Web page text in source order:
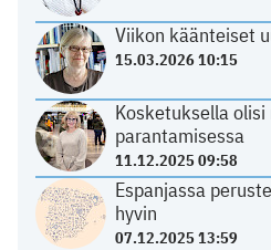
Viikon käänteiset
15.03.2026 10:15
Kosketuksella
parantamisessa
11.12.2025 09:58
Espanjassa
hyvin
07.12.2025 13:59